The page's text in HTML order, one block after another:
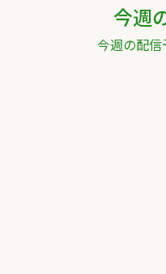
今週
今週の配